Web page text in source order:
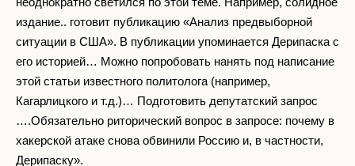
издание.. готовит публикацию «Анализ предвыборной
ситуации в США». В публикации упоминается Дерипаска с
его историей… Можно попробовать нанять под написание
этой статьи известного политолога (например,
Кагарлицкого и т.д.)… Подготовить депутатский запрос
….Обязательно риторический вопрос в запросе: почему в
хакерской атаке снова обвинили Россию и, в частности,
Дерипаску».